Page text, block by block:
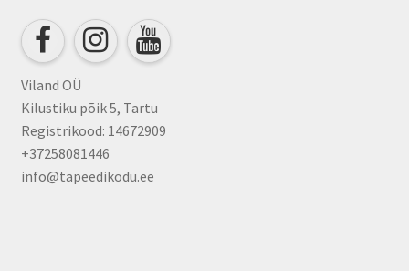
Viland OÜ
Kilustiku põik 5, Tartu
Registrikood: 14672909
+37258081446
info@tapeedikodu.ee